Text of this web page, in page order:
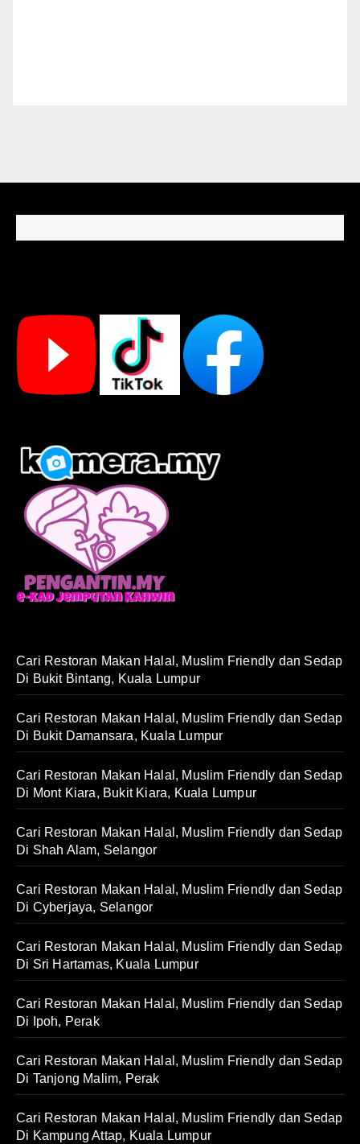
Cari Restoran Makan Halal, Muslim Friendly dan Sedap
Di Bukit Bintang, Kuala Lumpur
Cari Restoran Makan Halal, Muslim Friendly dan Sedap
Di Bukit Damansara, Kuala Lumpur
Cari Restoran Makan Halal, Muslim Friendly dan Sedap
Di Mont Kiara, Bukit Kiara, Kuala Lumpur
Cari Restoran Makan Halal, Muslim Friendly dan Sedap
Di Shah Alam, Selangor
Cari Restoran Makan Halal, Muslim Friendly dan Sedap
Di Cyberjaya, Selangor
Cari Restoran Makan Halal, Muslim Friendly dan Sedap
Di Sri Hartamas, Kuala Lumpur
Cari Restoran Makan Halal, Muslim Friendly dan Sedap
Di Ipoh, Perak
Cari Restoran Makan Halal, Muslim Friendly dan Sedap
Di Tanjong Malim, Perak
Cari Restoran Makan Halal, Muslim Friendly dan Sedap
Di Kampung Attap, Kuala Lumpur